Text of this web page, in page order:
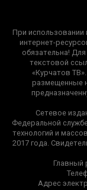
При
интернет-
обязательна!
текстовой
«Курчатов
размещенные
Сетевое
Федеральной
технологий и
2017 года.
Главный
Адрес